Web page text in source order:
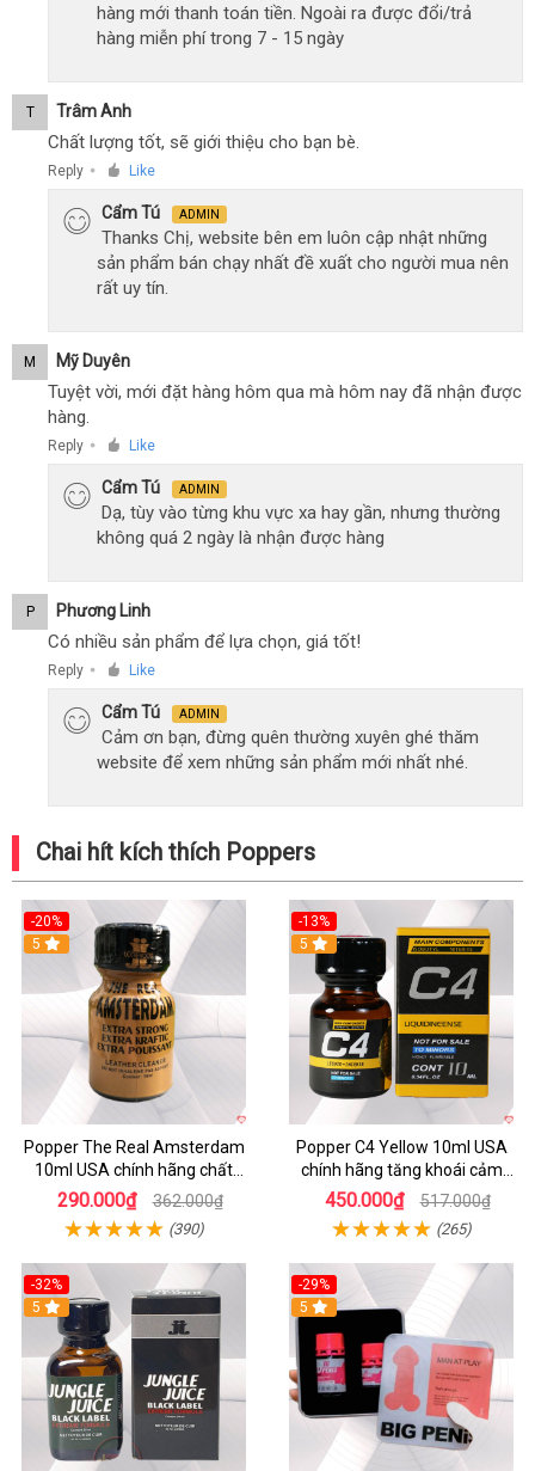
hàng mới thanh toán tiền. Ngoài ra được đổi/trả
hàng miễn phí trong 7 - 15 ngày
T Trâm Anh
Chất lượng tốt, sẽ giới thiệu cho bạn bè.
Reply ● Like
Cẩm Tú ADMIN
Thanks Chị, website bên em luôn cập nhật những
sản phẩm bán chạy nhất đề xuất cho người mua nên
rất uy tín.
M Mỹ Duyên
Tuyệt vời, mới đặt hàng hôm qua mà hôm nay đã nhận được
hàng.
Reply ● Like
Cẩm Tú ADMIN
Dạ, tùy vào từng khu vực xa hay gần, nhưng thường
không quá 2 ngày là nhận được hàng
P Phương Linh
Có nhiều sản phẩm để lựa chọn, giá tốt!
Reply ● Like
Cẩm Tú ADMIN
Cảm ơn bạn, đừng quên thường xuyên ghé thăm
website để xem những sản phẩm mới nhất nhé.
Chai hít kích thích Poppers
-20%
5
Popper The Real Amsterdam
10ml USA chính hãng chất
lượng cao
290.000₫ 362.000₫
(390)
-13%
Hot
5
Popper C4 Yellow 10ml USA
chính hãng tăng khoái cảm
mạnh
450.000₫ 517.000₫
(265)
-32%
5
-29%
5